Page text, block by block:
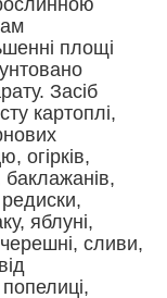
площі
Засіб
картоплі,
огірків,
баклажанів,
яблуні,
сливи,